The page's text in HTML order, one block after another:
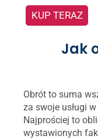
KUP TERAZ
Jak
Obrót to suma
za swoje usługi
Najprościej to
wystawionych